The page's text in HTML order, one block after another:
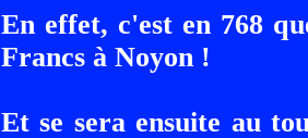
En effet, c'est en 768
Francs à Noyon !
Et se sera ensuite au